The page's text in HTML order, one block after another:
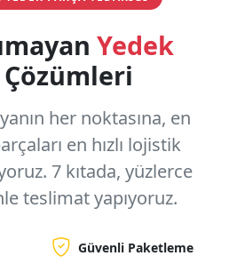
Yedek
Çözümleri
her noktasına, en
en hızlı lojistik
7 kıtada, yüzlerce
teslimat yapıyoruz.
Güvenli Paketleme